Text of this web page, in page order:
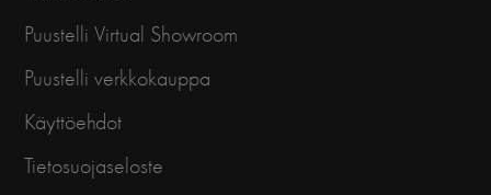
Puustelli Virtual Showroom
Puustelli verkkokauppa
Käyttöehdot
Tietosuojaseloste